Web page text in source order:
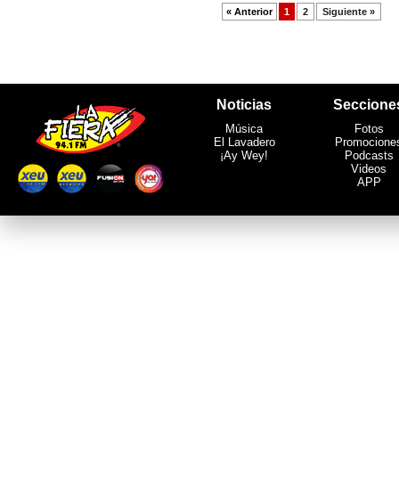
« Anterior 1 2 Siguiente »
Noticias
Música
El Lavadero
¡Ay Wey!
Fotos
Podcasts
Videos
APP